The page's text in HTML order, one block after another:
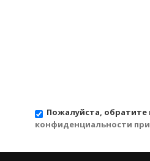
Пожалуйста, обратите
конфиденциальности